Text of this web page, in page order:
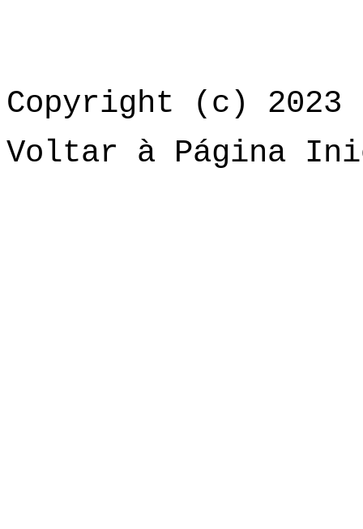
Copyright (c) 2023
Voltar à Página